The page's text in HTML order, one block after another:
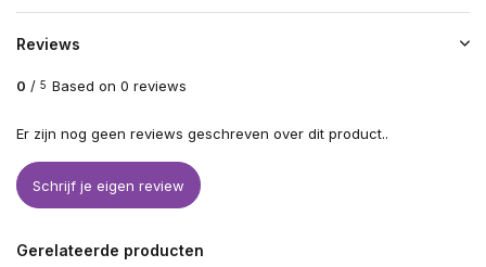
Reviews
0 / 5 Based on 0 reviews
Er zijn nog geen reviews geschreven over dit product..
Schrijf je eigen review
Gerelateerde producten